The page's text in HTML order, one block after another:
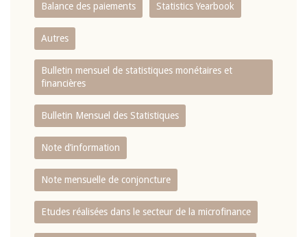
Balance des paiements Statistics Yearbook
Autres
Bulletin mensuel de statistiques monétaires et
financières
Bulletin Mensuel des Statistiques
Note d’information
Note mensuelle de conjoncture
Etudes réalisées dans le secteur de la microfinance